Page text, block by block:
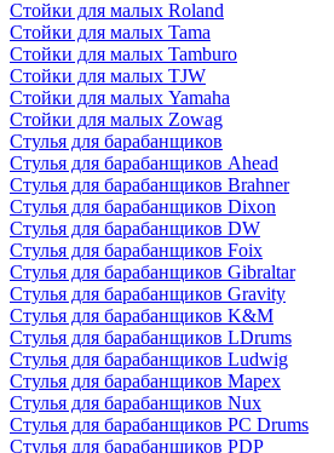
Стойки для малых Roland
Стойки для малых Tama
Стойки для малых Tamburo
Стойки для малых TJW
Стойки для малых Yamaha
Стойки для малых Zowag
Стулья для барабанщиков
Стулья для барабанщиков Ahead
Стулья для барабанщиков Brahner
Стулья для барабанщиков Dixon
Стулья для барабанщиков DW
Стулья для барабанщиков Foix
Стулья для барабанщиков Gibraltar
Стулья для барабанщиков Gravity
Стулья для барабанщиков K&M
Стулья для барабанщиков LDrums
Стулья для барабанщиков Ludwig
Стулья для барабанщиков Mapex
Стулья для барабанщиков Nux
Стулья для барабанщиков PC Drums
Стулья для барабанщиков PDP